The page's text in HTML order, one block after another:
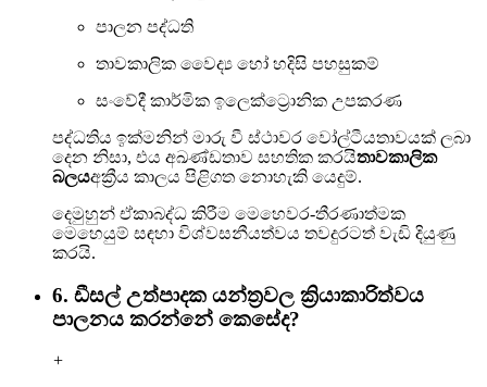
පාලන පද්ධති
තාවකාලික වෛද්‍ය හෝ හදිසි පහසුකම්
සංවේදී කාර්මික ඉලෙක්ට්‍රොනික උපකරණ
පද්ධතිය ඉක්මනින් මාරු වී ස්ථාවර වෝල්ටීයතාවයක් ලබා
දෙන නිසා, එය අඛණ්ඩතාව සහතික කරයිතාවකාලික
බලයඅක්‍රීය කාලය පිළිගත නොහැකි යෙදුම්.
දෙමුහුන් ඒකාබද්ධ කිරීම මෙහෙවර-තීරණාත්මක
මෙහෙයුම් සඳහා විශ්වසනීයත්වය තවදුරටත් වැඩි දියුණු
කරයි.
6. ඩීසල් උත්පාදක යන්ත්‍රවල ක්‍රියාකාරිත්වය
පාලනය කරන්නේ කෙසේද?
+